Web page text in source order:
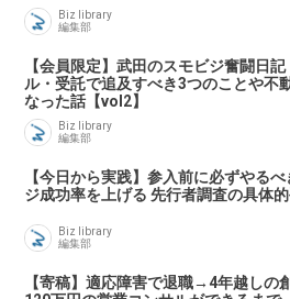
Biz library
編集部
【会員限定】武田のスモビジ奮闘日
ル・受託で追及すべき3つのことや不
なった話【vol2】
Biz library
編集部
【今日から実践】参入前に必ずやる
ジ成功率を上げる 先行者調査の具体
Biz library
編集部
【寄稿】適応障害で退職→4年越しの